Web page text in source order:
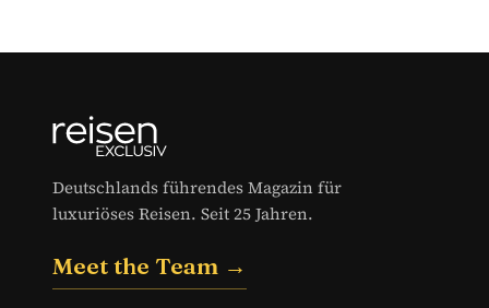
Deutschlands führendes Magazin für
luxuriöses Reisen. Seit 25 Jahren.
Meet the Team →